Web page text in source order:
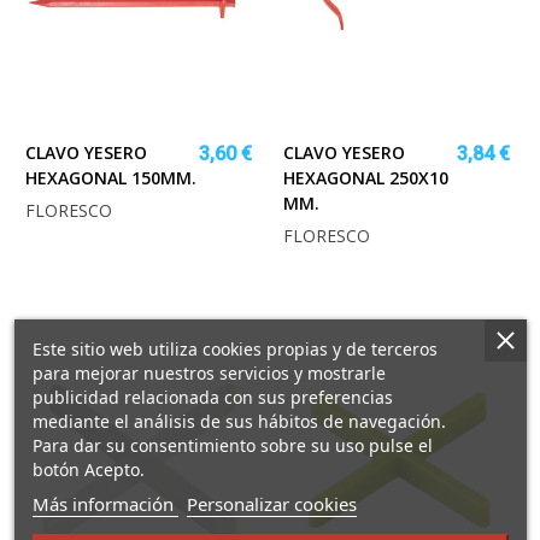
CLAVO YESERO
HEXAGONAL 150MM.
3,60 €
FLORESCO
CLAVO YESERO
HEXAGONAL 250X10
MM.
3,84 €
FLORESCO
Este sitio web utiliza cookies propias y de terceros
para mejorar nuestros servicios y mostrarle
publicidad relacionada con sus preferencias
mediante el análisis de sus hábitos de navegación.
Para dar su consentimiento sobre su uso pulse el
botón Acepto.
Más información
sobre
Personalizar cookies